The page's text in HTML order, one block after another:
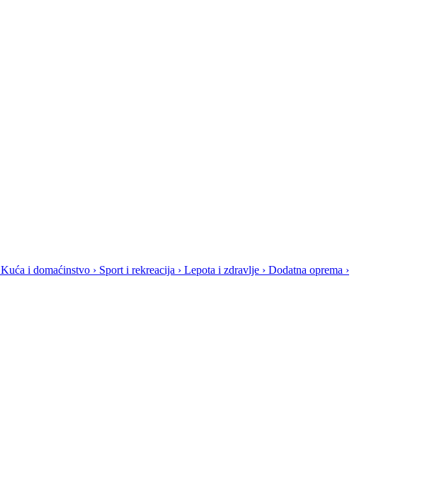
Kuća i domaćinstvo › Sport i rekreacija › Lepota i zdravlje › Dodatna oprema ›